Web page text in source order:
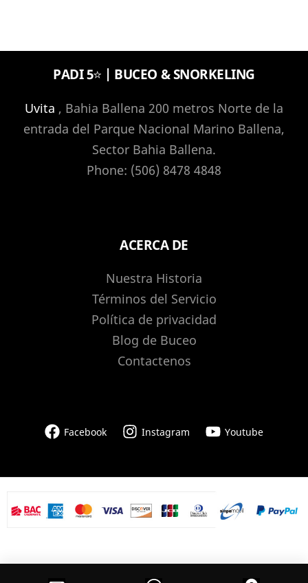
PADI 5⭐️ | BUCEO & SNORKELING
Uvita , Bahia Ballena 200 metros Norte de la
entrada del Parque Nacional Marino Ballena,
Sector Bahia Ballena.
Phone: (506) 8478 4848
ACERCA DE
Nuestra Historia
Términos del Servicio
Política de privacidad
Blog de Buceo
Contactenos
Facebook Instagram Youtube